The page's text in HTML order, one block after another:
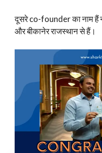
दूसरे co-founder का नाम हैं
और बीकानेर राजस्थान से हैं।